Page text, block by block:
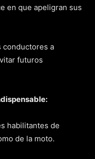
en que apeligran sus
conductores a
futuros
habilitantes de
de la moto.